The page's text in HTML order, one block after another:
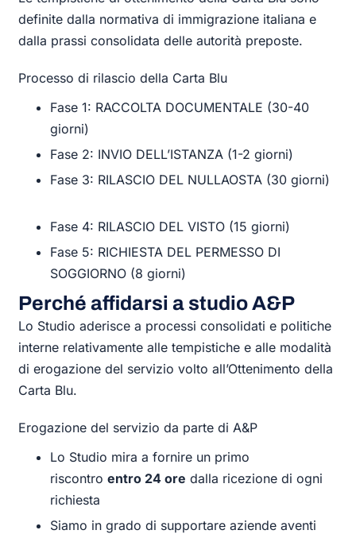
definite dalla normativa di immigrazione italiana e
dalla prassi consolidata delle autorità preposte.
Processo di rilascio della Carta Blu
Fase 1: RACCOLTA DOCUMENTALE (30-40
giorni)
Fase 2: INVIO DELL’ISTANZA (1-2 giorni)
Fase 3: RILASCIO DEL NULLAOSTA (30 giorni)
Fase 4: RILASCIO DEL VISTO (15 giorni)
Fase 5: RICHIESTA DEL PERMESSO DI
SOGGIORNO (8 giorni)
Perché affidarsi a studio A&P
Lo Studio aderisce a processi consolidati e politiche
interne relativamente alle tempistiche e alle modalità
di erogazione del servizio volto all’Ottenimento della
Carta Blu.
Erogazione del servizio da parte di A&P
Lo Studio mira a fornire un primo
riscontroentro 24 ore dalla ricezione di ogni
richiesta
Siamo in grado di supportare aziende aventi